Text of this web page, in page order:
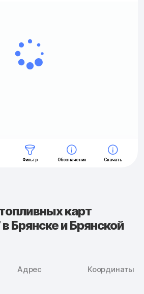
карт
Брянске и Брянской
Адрес Координаты